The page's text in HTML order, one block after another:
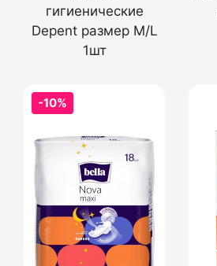
гигиенические
Depent размер M/L
1шт
-10%